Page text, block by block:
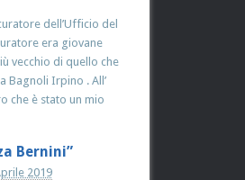
dell’Ufficio del
era giovane
vecchio di quello che
Bagnoli Irpino . All’
che è stato un mio
Bernini”
2019